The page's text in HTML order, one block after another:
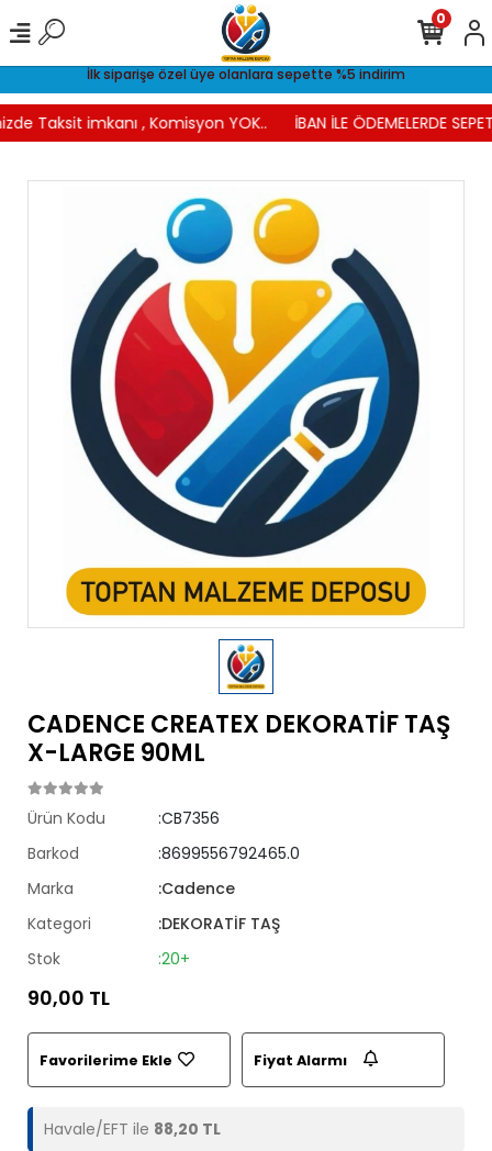
İlk siparişe özel üye olanlara sepette %5 indirim
Taksit imkanı , Komisyon YOK.. İBAN İLE ÖDEMELERDE
0
CADENCE CREATEX DEKORATİF TAŞ
X-LARGE 90ML
Ürün Kodu
:CB7356
Barkod
:8699556792465.0
Marka
:Cadence
Kategori
:DEKORATİF TAŞ
Stok
:20+
90,00 TL
Favorilerime Ekle Fiyat Alarmı
Havale/EFT ile 88,20 TL